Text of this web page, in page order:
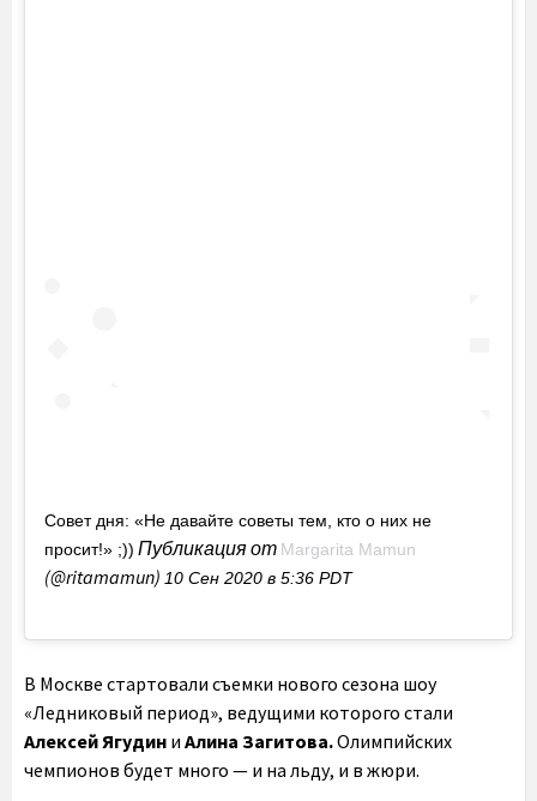
Совет дня: «Не давайте советы тем, кто о них не
просит!» ;)) Публикация от Margarita Mamun
(@ritamamun) 10 Сен 2020 в 5:36 PDT
В Москве стартовали съемки нового сезона шоу
«Ледниковый период», ведущими которого стали
Алексей Ягудин и Алина Загитова.Олимпийских
чемпионов будет много — и на льду, и в жюри.